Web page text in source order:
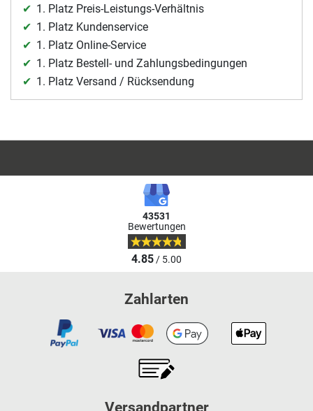
1. Platz Preis-Leistungs-Verhältnis
1. Platz Kundenservice
1. Platz Online-Service
1. Platz Bestell- und Zahlungsbedingungen
1. Platz Versand / Rücksendung
43531
Bewertungen
4.85/ 5.00
Zahlarten
Versandpartner